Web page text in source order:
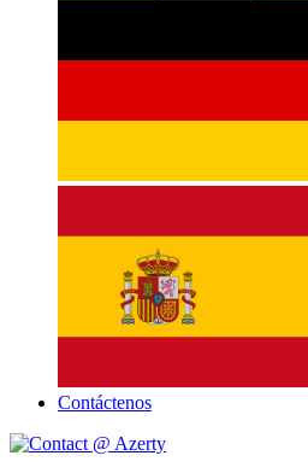
Contáctenos